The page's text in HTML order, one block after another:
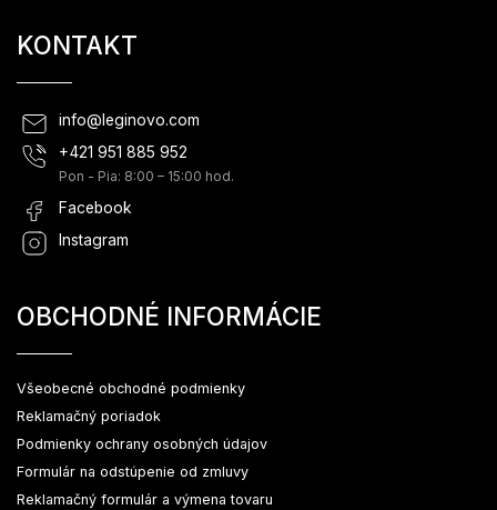
KONTAKT
info@ leginovo.com
+421 951 885 952
Pon - Pia: 8:00 – 15:00 hod.
Facebook
Instagram
OBCHODNÉ INFORMÁCIE
Všeobecné obchodné podmienky
Reklamačný poriadok
Podmienky ochrany osobných údajov
Formulár na odstúpenie od zmluvy
Reklamačný formulár a výmena tovaru